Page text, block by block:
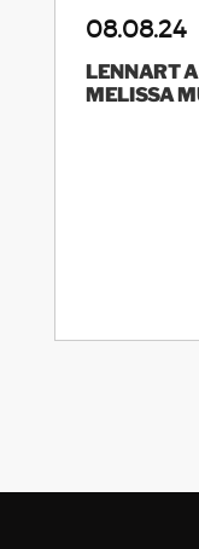
08.08.24
LENNART
MELISSA